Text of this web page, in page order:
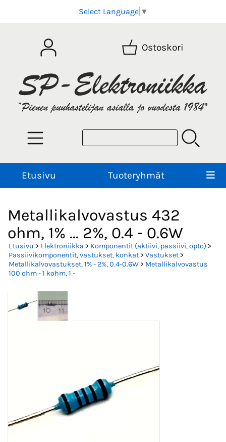
Select Language ▼
Ostoskori
Etusivu Tuoteryhmät
Metallikalvovastus 432
ohm, 1% ... 2%, 0.4 - 0.6W
Etusivu > Elektroniikka > Komponentit (aktiivi, passiivi, opto) >
Passiivikomponentit, vastukset, konkat> Vastukset>
Metallikalvovastukset, 1% - 2%, 0.4-0.6W> Metallikalvovastus
100 ohm - 1 kohm, 1 -